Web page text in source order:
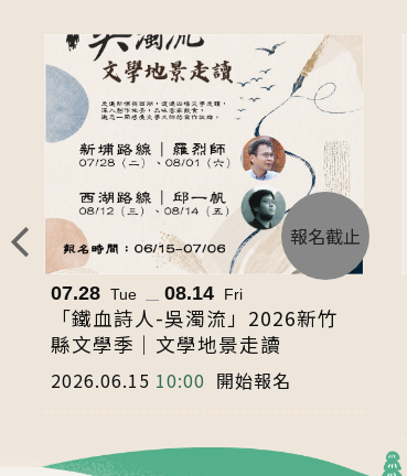
往
左
切
換
07.28 Tue 08.14 Fri
「鐵血詩人-吳濁流」2026新竹
縣文學季｜文學地景走讀
2026.06.15 10:00 開始報名
報名截止